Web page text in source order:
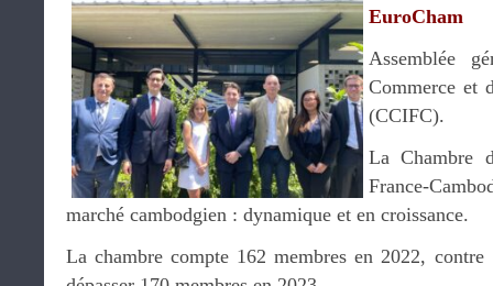
EuroCham
Assemblée
Commerce et
(CCIFC).
La Chambre
France-
marché cambodgien : dynamique et en croissance.
La chambre compte 162 membres en 2022,